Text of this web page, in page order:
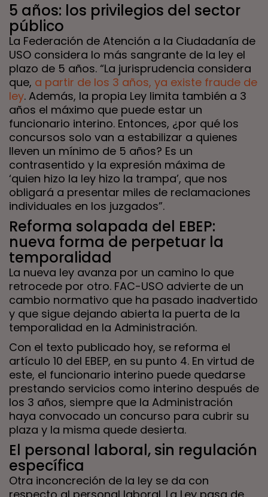
5 años: los privilegios del sector
público
La Federación de Atención a la Ciudadanía de
USO considera lo más sangrante de la ley el
plazo de 5 años. “La jurisprudencia considera
que, a partir de los 3 años, ya existe fraude de
ley. Además, la propia Ley limita también a 3
años el máximo que puede estar un
funcionario interino. Entonces, ¿por qué los
concursos solo van a estabilizar a quienes
lleven un mínimo de 5 años? Es un
contrasentido y la expresión máxima de
‘quien hizo la ley hizo la trampa’, que nos
obligará a presentar miles de reclamaciones
individuales en los juzgados”.
Reforma solapada del EBEP:
nueva forma de perpetuar la
temporalidad
La nueva ley avanza por un camino lo que
retrocede por otro. FAC-USO advierte de un
cambio normativo que ha pasado inadvertido
y que sigue dejando abierta la puerta de la
temporalidad en la Administración.
Con el texto publicado hoy, se reforma el
artículo 10 del EBEP, en su punto 4. En virtud de
este, el funcionario interino puede quedarse
prestando servicios como interino después de
los 3 años, siempre que la Administración
haya convocado un concurso para cubrir su
plaza y la misma quede desierta.
El personal laboral, sin regulación
específica
Otra inconcreción de la ley se da con